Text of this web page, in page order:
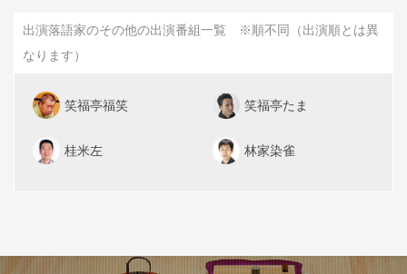
出演落語家のその他の出演番組一覧 ※順不同（出演順とは異
なります）
笑福亭福笑 笑福亭たま
桂米左 林家染雀